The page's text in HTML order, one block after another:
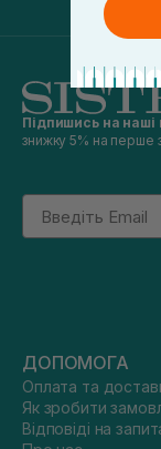
Підпишись на наші
знижку 5% на перше
Email
ДОПОМОГА
Оплата та
Як зробити
Відповіді на